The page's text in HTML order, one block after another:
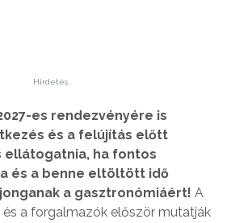
Hirdetés
es rendezvényére is
és a felújítás előtt
ellátogatnia, ha fontos
és a benne eltöltött idő
a gasztronómiáért! A
és a forgalmazók először mutatják